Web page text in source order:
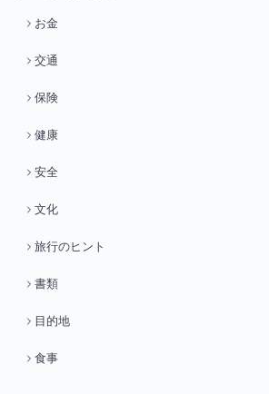
お金
交通
保険
健康
安全
文化
旅行のヒント
書類
目的地
食事